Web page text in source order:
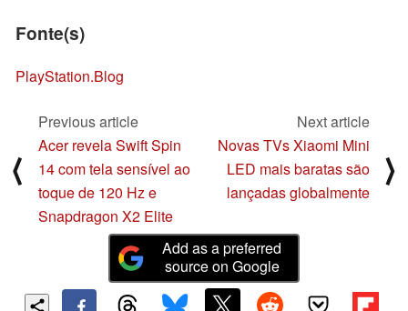
Fonte(s)
PlayStation.Blog
⟨
Previous article
Acer revela Swift Spin
14 com tela sensível ao
toque de 120 Hz e
Snapdragon X2 Elite
Next article
Novas TVs Xiaomi Mini
LED mais baratas são
lançadas globalmente
⟩
Add as a preferred
source on Google